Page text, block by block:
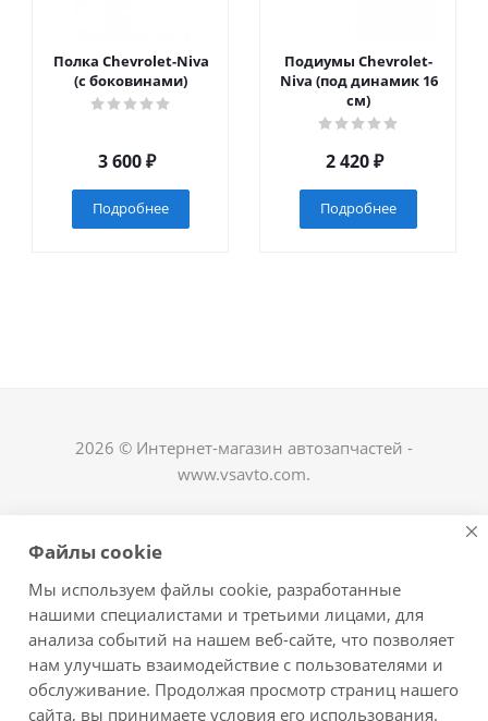
Полка Chevrolet-Niva
(с боковинами)
3 600₽
Подробнее
Подиумы Chevrolet-
Niva (под динамик 16
см)
2 420₽
Подробнее
2026 © Интернет-магазин автозапчастей -
www.vsavto.com.
+7 (8482) 622-122 avtovs@yandex.ru
г. Тольятти, ул. Офицерская 14, ГСК "Пламя", 4
этаж, офис 476
Оставайтесь на связи
Файлы cookie
Мы используем файлы cookie, разработанные
нашими специалистами и третьими лицами, для
анализа событий на нашем веб-сайте, что позволяет
нам улучшать взаимодействие с пользователями и
обслуживание. Продолжая просмотр страниц нашего
сайта, вы принимаете условия его использования.